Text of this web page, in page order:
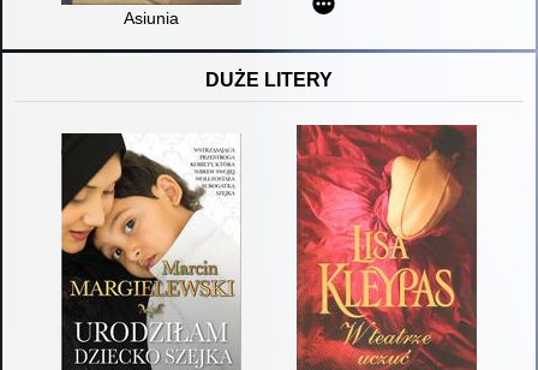
Asiunia
DUŻE LITERY